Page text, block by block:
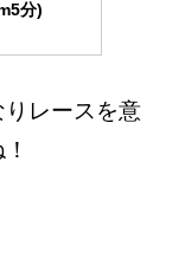
分)
レースを意